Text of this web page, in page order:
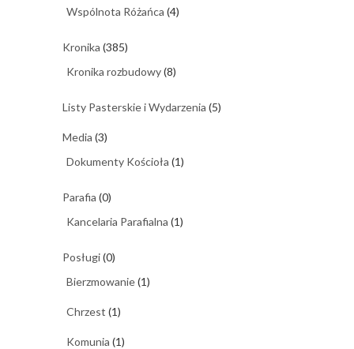
Wspólnota Różańca (4)
Kronika (385)
Kronika rozbudowy(8)
Listy Pasterskie i Wydarzenia (5)
Media (3)
Dokumenty Kościoła (1)
Parafia (0)
Kancelaria Parafialna (1)
Posługi(0)
Bierzmowanie(1)
Chrzest (1)
Komunia (1)